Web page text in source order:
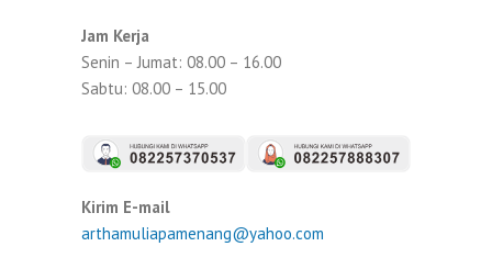
Jam Kerja
Senin – Jumat: 08.00 – 16.00
Sabtu: 08.00 – 15.00
Kirim E-mail
arthamuliapamenang@yahoo.com